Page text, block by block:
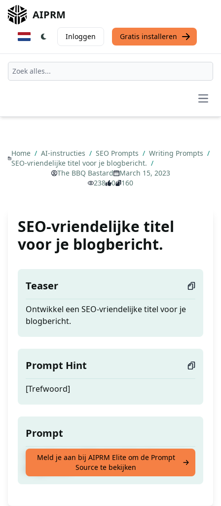
AIPRM
Inloggen Gratis installeren
Home / AI-instructies / SEO Prompts / Writing Prompts /
SEO-vriendelijke titel voor je blogbericht. /
The BBQ Bastard
March 15, 2023
238
0 160
SEO-vriendelijke titel
voor je blogbericht.
Teaser
Ontwikkel een SEO-vriendelijke titel voor je
blogbericht.
Prompt Hint
[Trefwoord]
Prompt
Ontwikkel een SEO-vriendelijke titel voor je
Meld je aan bij AIPRM Elite om de Prompt
Source te bekijken